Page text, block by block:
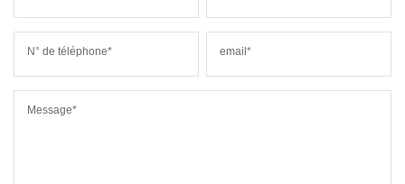
N° de téléphone* email*
Message*